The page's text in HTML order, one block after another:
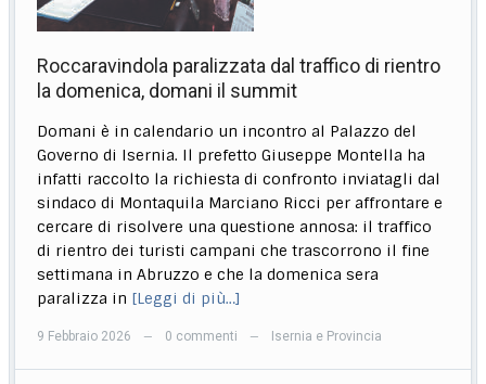
Roccaravindola paralizzata dal traffico di rientro
la domenica, domani il summit
Domani è in calendario un incontro al Palazzo del
Governo di Isernia. Il prefetto Giuseppe Montella ha
infatti raccolto la richiesta di confronto inviatagli dal
sindaco di Montaquila Marciano Ricci per affrontare e
cercare di risolvere una questione annosa: il traffico
di rientro dei turisti campani che trascorrono il fine
settimana in Abruzzo e che la domenica sera
paralizza in [Leggi di più…]
9 Febbraio 2026 — 0 commenti — Isernia e Provincia